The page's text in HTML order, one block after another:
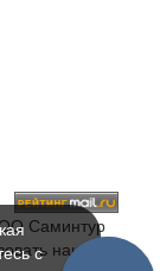
Саминтур
наш сайт,
с